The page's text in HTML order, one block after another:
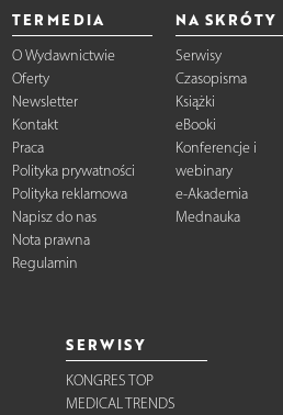
TERMEDIA
O Wydawnictwie
Oferty
Newsletter
Kontakt
Praca
Polityka prywatności
Polityka reklamowa
Napisz do nas
Nota prawna
Regulamin
NA SKRÓTY
Serwisy
Czasopisma
Książki
eBooki
Konferencje i
webinary
e-Akademia
Mednauka
SERWISY
KONGRES TOP
MEDICAL TRENDS